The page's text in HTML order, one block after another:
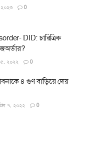
0
DID: চারিত্রিক
৫, ২০২২ 0
৪ গুণ বাড়িয়ে দেয়
৭, ২০২২ 0